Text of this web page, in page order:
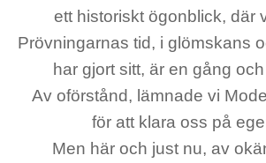
ett historiskt ögonblick, där
Prövningarnas tid, i glömskans
har gjort sitt, är en gång
Av oförstånd, lämnade vi
för att klara oss på
Men här och just nu, av